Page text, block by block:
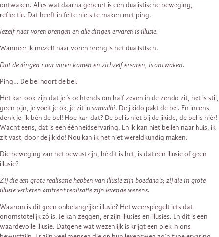
ontwaken. Alles wat daarna gebeurt is een dualistische beweging,
reflectie. Dat heeft in feite niets te maken met ping.
Jezelf naar voren brengen en alle dingen ervaren is illusie.
Wanneer ik mezelf naar voren breng is het dualistisch.
Dat de dingen naar voren komen en zichzelf ervaren, is ontwaken.
Ping… De bel hoort de bel.
Het kan ook zijn dat je ’s ochtends om half zeven in de zendo zit, het is stil,
geen pijn, je voelt je ok, je zit in samadhi. De jikido pakt de bel. En ineens
denk je, ik bén de bel! Hoe kan dat? De bel is niet bij de jikido, de bel is hiér!
Wacht eens, dat is een éénheidservaring. En ik kan niet bellen naar huis, ik
zit vast, door de jikido! Nou kan ik het niet wereldkundig maken.
Die beweging van het bewustzijn, hé dit is het, is dat een illusie of geen
illusie?
Zij die een grote realisatie hebben van illusie zijn boeddha’s; zij die in grote
illusie verkeren omtrent realisatie zijn levende wezens.
Waarom is dit geen onbelangrijke illusie? Het weerspiegelt iets dat
onomstotelijk zó is. Je kan zeggen, er zijn illusies en illusies. En dit is een
waardevolle illusie. Datgene wat wezenlijk is krijgt een plek in ons